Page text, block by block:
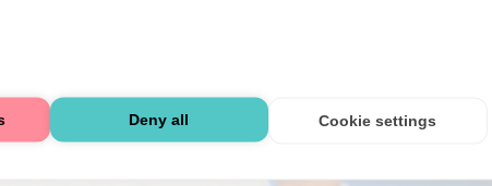
Deny all Cookie settings